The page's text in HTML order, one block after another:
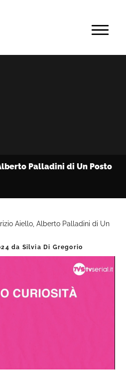
MENU
Palladini di Un Posto
Aiello, Alberto Palladini di Un
da Silvia Di Gregorio